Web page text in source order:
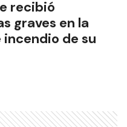
recibió
graves en la
incendio de su